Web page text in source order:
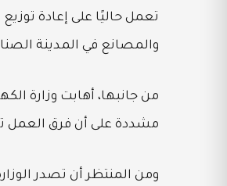
تعمل حاليًا على إعادة
والمصانع في المدينة
من جانبها، أهابت وزارة
مشددة على أن فرق العمل
ومن المنتظر أن تصدر